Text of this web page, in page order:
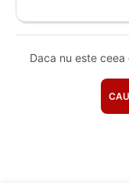
Daca nu este